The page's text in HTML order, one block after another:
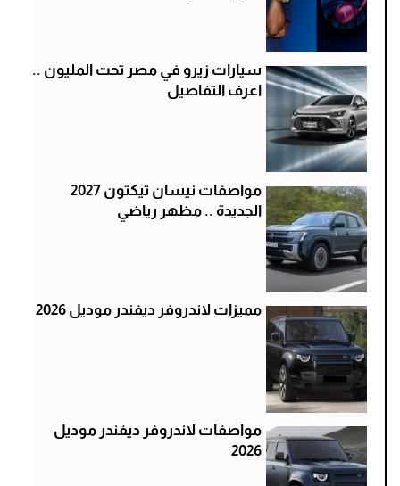
سيارات زيرو في مصر تحت المليون ..
اعرف التفاصيل
مواصفات نيسان تيكتون 2027
الجديدة .. مظهر رياضي
مميزات لاندروفر ديفندر موديل 2026
مواصفات لاندروفر ديفندر موديل
2026